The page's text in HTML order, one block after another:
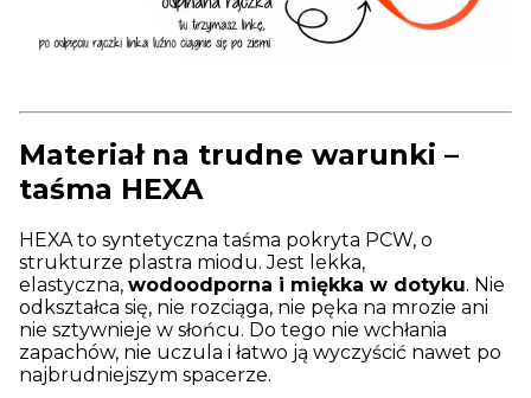
Materiał na trudne warunki –
taśma HEXA
HEXA to syntetyczna taśma pokryta PCW, o
strukturze plastra miodu. Jest lekka,
elastyczna, wodoodporna i miękka w dotyku. Nie
odkształca się, nie rozciąga, nie pęka na mrozie ani
nie sztywnieje w słońcu. Do tego nie wchłania
zapachów, nie uczula i łatwo ją wyczyścić nawet po
najbrudniejszym spacerze.